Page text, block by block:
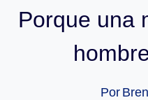
Porque una
Por